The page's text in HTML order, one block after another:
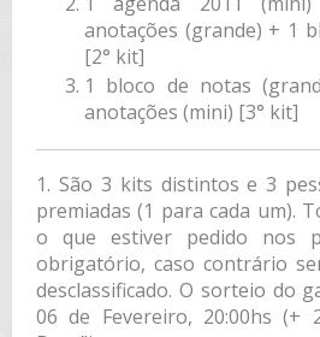
anotações (grande) + 1
[2° kit]
1 bloco de notas
anotações (mini) [3° kit]
1. São 3 kits distintos e 3
premiadas (1 para cada um).
o que estiver pedido nos
obrigatório, caso contrário
desclassificado. O sorteio do
06 de Fevereiro, 20:00hs (+